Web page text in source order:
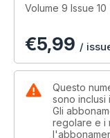
Volume 9 Issue 10
€5,99 /
Questo
sono inclusi
Gli
regolare e i